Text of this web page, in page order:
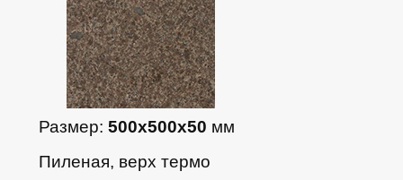
Размер:500х500х50 мм
Пиленая, верх термо